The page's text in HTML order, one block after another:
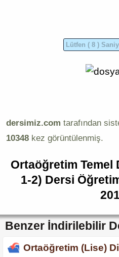
dersimiz.com tarafından
10348 kez görüntülenmiş.
Ortaöğretim Temel
1-2) Dersi
Benzer İndirilebilir
Ortaöğretim (Lise)